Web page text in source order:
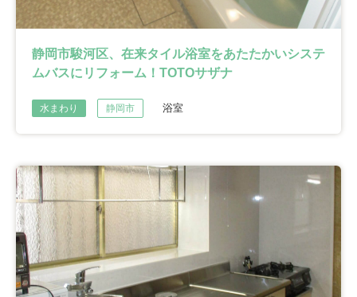
静岡市駿河区、在来タイル浴室をあたたかいシステ
ムバスにリフォーム！TOTOサザナ
水まわり 静岡市 浴室